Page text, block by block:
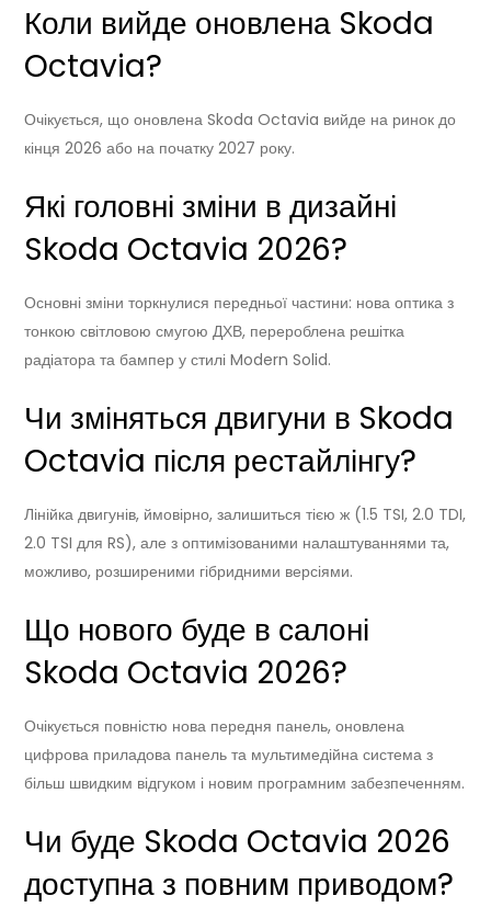
Коли вийде оновлена Skoda
Octavia?
Очікується, що оновлена Skoda Octavia вийде на ринок до
кінця 2026 або на початку 2027 року.
Які головні зміни в дизайні
Skoda Octavia 2026?
Основні зміни торкнулися передньої частини: нова оптика з
тонкою світловою смугою ДХВ, перероблена решітка
радіатора та бампер у стилі Modern Solid.
Чи зміняться двигуни в Skoda
Octavia після рестайлінгу?
Лінійка двигунів, ймовірно, залишиться тією ж (1.5 TSI, 2.0 TDI,
2.0 TSI для RS), але з оптимізованими налаштуваннями та,
можливо, розширеними гібридними версіями.
Що нового буде в салоні
Skoda Octavia 2026?
Очікується повністю нова передня панель, оновлена
цифрова приладова панель та мультимедійна система з
більш швидким відгуком і новим програмним забезпеченням.
Чи буде Skoda Octavia 2026
доступна з повним приводом?